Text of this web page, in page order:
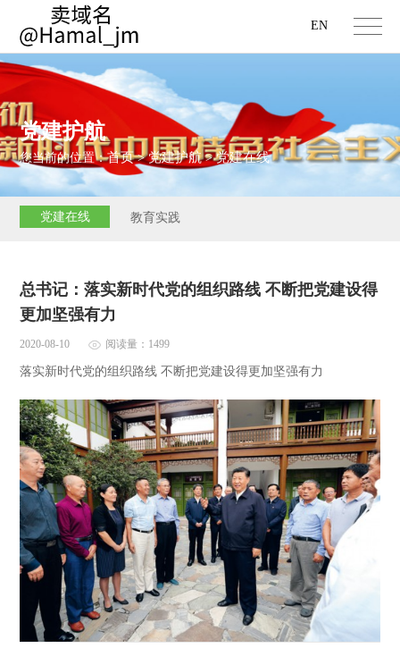
EN
党建护航
您当前的位置：首页>党建护航>党建在线
党建在线 教育实践
总书记：落实新时代党的组织路线 不断把党建设得
更加坚强有力
2020-08-10 阅读量：1499
落实新时代党的组织路线 不断把党建设得更加坚强有力